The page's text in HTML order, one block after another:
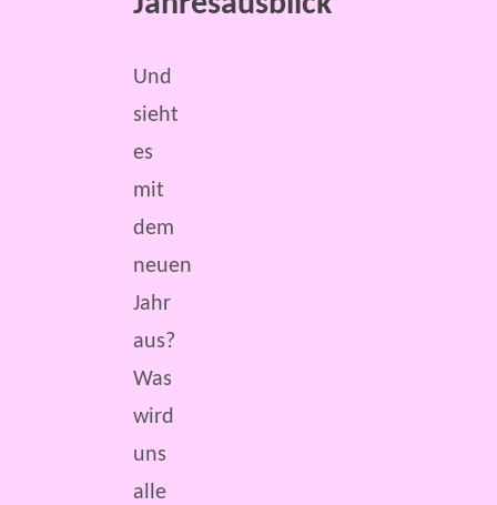
Und
sieht
es
mit
dem
neuen
Jahr
aus?
Was
wird
uns
alle